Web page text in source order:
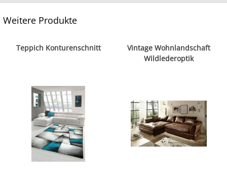
Weitere Produkte
Teppich Konturenschnitt
Vintage Wohnlandschaft
Wildlederoptik